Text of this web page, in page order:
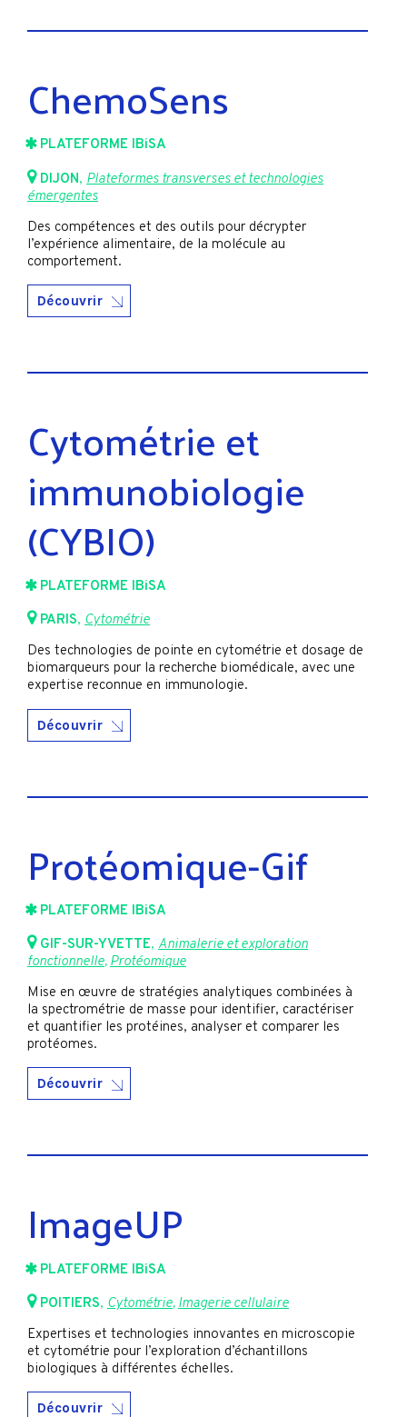
ChemoSens
PLATEFORME IBiSA
DIJON, Plateformes transverses et technologies
émergentes
Des compétences et des outils pour décrypter
l’expérience alimentaire, de la molécule au
comportement.
Découvrir
Cytométrie et
immunobiologie
(CYBIO)
PLATEFORME IBiSA
PARIS, Cytométrie
Des technologies de pointe en cytométrie et dosage de
biomarqueurs pour la recherche biomédicale, avec une
expertise reconnue en immunologie.
Découvrir
Protéomique-Gif
PLATEFORME IBiSA
GIF-SUR-YVETTE, Animalerie et exploration
fonctionnelle,Protéomique
Mise en œuvre de stratégies analytiques combinées à
la spectrométrie de masse pour identifier, caractériser
et quantifier les protéines, analyser et comparer les
protéomes.
Découvrir
ImageUP
PLATEFORME IBiSA
POITIERS, Cytométrie, Imagerie cellulaire
Expertises et technologies innovantes en microscopie
et cytométrie pour l’exploration d’échantillons
biologiques à différentes échelles.
Découvrir